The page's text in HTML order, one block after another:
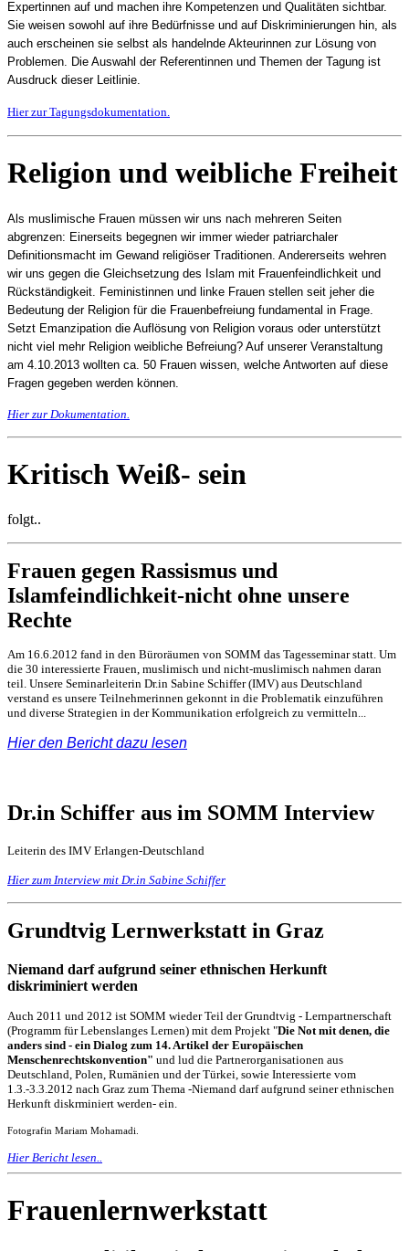
Expertinnen auf und machen ihre Kompetenzen und Qualitäten sichtbar.
Sie weisen sowohl auf ihre Bedürfnisse und auf Diskriminierungen hin, als
auch erscheinen sie selbst als handelnde Akteurinnen zur Lösung von
Problemen. Die Auswahl der Referentinnen und Themen der Tagung ist
Ausdruck dieser Leitlinie.
Hier zur Tagungsdokumentation.
Religion und weibliche Freiheit
Als muslimische Frauen müssen wir uns nach mehreren Seiten
abgrenzen: Einerseits begegnen wir immer wieder patriarchaler
Definitionsmacht im Gewand religiöser Traditionen. Andererseits wehren
wir uns gegen die Gleichsetzung des Islam mit Frauenfeindlichkeit und
Rückständigkeit. Feministinnen und linke Frauen stellen seit jeher die
Bedeutung der Religion für die Frauenbefreiung fundamental in Frage.
Setzt Emanzipation die Auflösung von Religion voraus oder unterstützt
nicht viel mehr Religion weibliche Befreiung? Auf unserer Veranstaltung
am 4.10.2013 wollten ca. 50 Frauen wissen, welche Antworten auf diese
Fragen gegeben werden können.
Hier zur Dokumentation.
Kritisch Weiß- sein
folgt..
Frauen gegen Rassismus und
Islamfeindlichkeit-nicht ohne unsere
Rechte
Am 16.6.2012 fand in den Büroräumen von SOMM das Tagesseminar statt. Um
die 30 interessierte Frauen, muslimisch und nicht-muslimisch nahmen daran
teil. Unsere Seminarleiterin Dr.in Sabine Schiffer (IMV) aus Deutschland
verstand es unsere Teilnehmerinnen gekonnt in die Problematik einzuführen
und diverse Strategien in der Kommunikation erfolgreich zu vermitteln...
Hier den Bericht dazu lesen
Dr.in Schiffer aus im SOMM Interview
Leiterin des IMV Erlangen-Deutschland
Hier zum Interview mit Dr.in Sabine Schiffer
Grundtvig Lernwerkstatt in Graz
Niemand darf aufgrund seiner ethnischen Herkunft
diskriminiert werden
Auch 2011 und 2012 ist SOMM wieder Teil der Grundtvig - Lernpartnerschaft
(Programm für Lebenslanges Lernen) mit dem Projekt "Die Not mit denen, die
anders sind - ein Dialog zum 14. Artikel der Europäischen
Menschenrechtskonvention" und lud die Partnerorganisationen aus
Deutschland, Polen, Rumänien und der Türkei, sowie Interessierte vom
1.3.-3.3.2012 nach Graz zum Thema -Niemand darf aufgrund seiner ethnischen
Herkunft diskrminiert werden- ein.
Fotografin Mariam Mohamadi.
Hier Bericht lesen..
Frauenlernwerkstatt